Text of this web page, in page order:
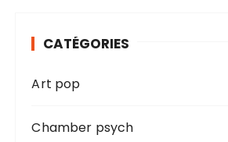
CATÉGORIES
Art pop
Chamber psych